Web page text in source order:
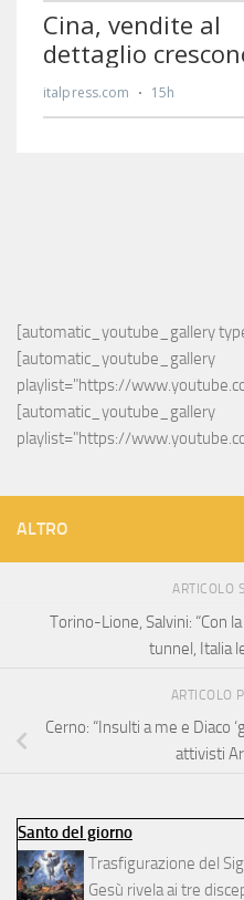
[automatic_youtube_gallery
[automatic_youtube_gallery
playlist="https://
[automatic_youtube_gallery
playlist="https://
ALTRO
ARTICOLO
Torino-Lione, Salvini: “Con
tunnel, Italia
ARTICOLO
Cerno: “Insulti a me e Diaco
attivisti
Santo del giorno
Trasfigurazione del
Gesù rivela ai tre